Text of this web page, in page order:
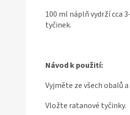
100 ml náplň vydrží cca
tyčinek.
Návod k použití:
Vyjměte ze všech obalů
Vložte ratanové tyčinky.